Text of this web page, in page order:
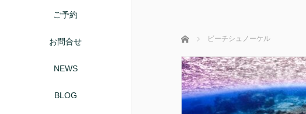
ご予約
お問合せ
NEWS
BLOG
ホーム ビーチシュノーケル